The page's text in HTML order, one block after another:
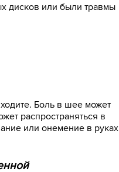
дисков или были травмы
Боль в шее может
распространяться в
или онемение в руках